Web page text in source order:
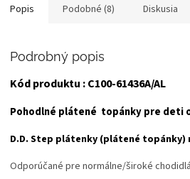
Popis Podobné (8) Diskusia
Podrobný popis
Kód produktu : C100-61436A/AL
Pohodlné plátené topánky pre deti
D.D. Step plátenky (plátené
Odporúčané pre normálne/široké chodidlá